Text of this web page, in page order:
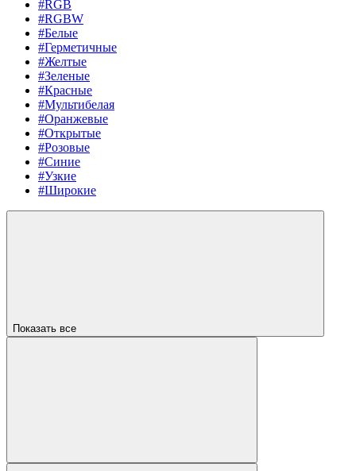
#RGB
#RGBW
#Белые
#Герметичные
#Желтые
#Зеленые
#Красные
#Мультибелая
#Оранжевые
#Открытые
#Розовые
#Синие
#Узкие
#Широкие
Показать все